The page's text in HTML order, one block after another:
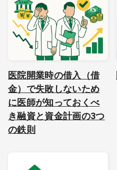
医院開業時の借入（借
金）で失敗しないため
に医師が知っておくべ
き融資と資金計画の3つ
の鉄則